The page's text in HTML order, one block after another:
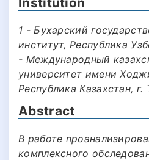
1 - Бухарский
институт, Республика
- Международный
университет имени
Республика Казахстан, г.
Abstract
В работе
комплексного